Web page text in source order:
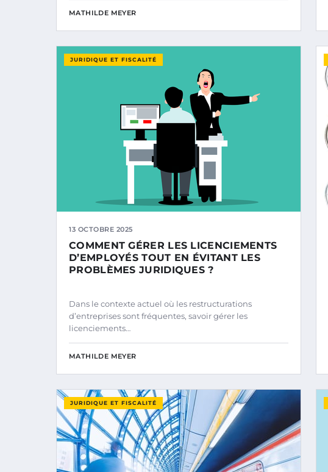
MATHILDE MEYER
JURIDIQUE ET FISCALITÉ
13 OCTOBRE 2025
COMMENT GÉRER LES LICENCIEMENTS
D’EMPLOYÉS TOUT EN ÉVITANT LES
PROBLÈMES JURIDIQUES ?
Dans le contexte actuel où les restructurations
d’entreprises sont fréquentes, savoir gérer les
licenciements…
MATHILDE MEYER
JURIDIQUE ET FISCALITÉ